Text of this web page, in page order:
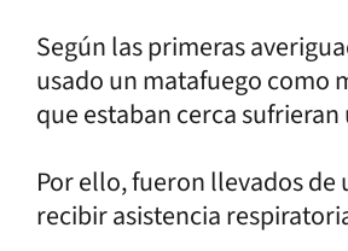
Según las primeras
usado un matafuego como
que estaban cerca
Por ello, fueron llevados
recibir asistencia